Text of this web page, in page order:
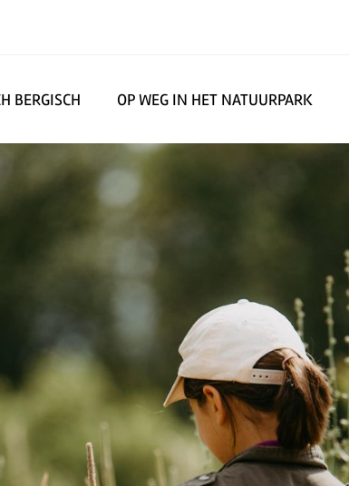
BERGISCH OP WEG IN HET NATUURPARK